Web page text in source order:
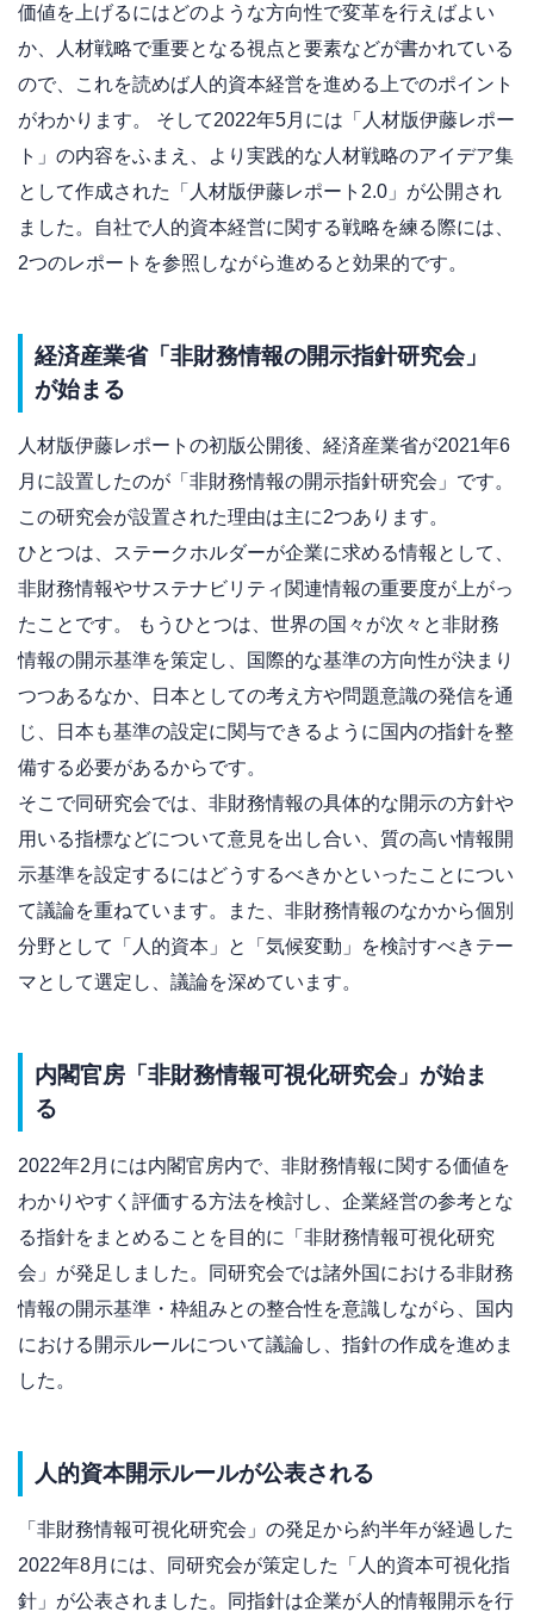
価値を上げるにはどのような方向性で変革を行えばよい
か、人材戦略で重要となる視点と要素などが書かれている
ので、これを読めば人的資本経営を進める上でのポイント
がわかります。 そして2022年5月には「人材版伊藤レポー
ト」の内容をふまえ、より実践的な人材戦略のアイデア集
として作成された「人材版伊藤レポート2.0」が公開され
ました。自社で人的資本経営に関する戦略を練る際には、
2つのレポートを参照しながら進めると効果的です。
経済産業省「非財務情報の開示指針研究会」
が始まる
人材版伊藤レポートの初版公開後、経済産業省が2021年6
月に設置したのが「非財務情報の開示指針研究会」です。
この研究会が設置された理由は主に2つあります。
ひとつは、ステークホルダーが企業に求める情報として、
非財務情報やサステナビリティ関連情報の重要度が上がっ
たことです。 もうひとつは、世界の国々が次々と非財務
情報の開示基準を策定し、国際的な基準の方向性が決まり
つつあるなか、日本としての考え方や問題意識の発信を通
じ、日本も基準の設定に関与できるように国内の指針を整
備する必要があるからです。
そこで同研究会では、非財務情報の具体的な開示の方針や
用いる指標などについて意見を出し合い、質の高い情報開
示基準を設定するにはどうするべきかといったことについ
て議論を重ねています。また、非財務情報のなかから個別
分野として「人的資本」と「気候変動」を検討すべきテー
マとして選定し、議論を深めています。
内閣官房「非財務情報可視化研究会」が始ま
る
2022年2月には内閣官房内で、非財務情報に関する価値を
わかりやすく評価する方法を検討し、企業経営の参考とな
る指針をまとめることを目的に「非財務情報可視化研究
会」が発足しました。同研究会では諸外国における非財務
情報の開示基準・枠組みとの整合性を意識しながら、国内
における開示ルールについて議論し、指針の作成を進めま
した。
人的資本開示ルールが公表される
「非財務情報可視化研究会」の発足から約半年が経過した
2022年8月には、同研究会が策定した「人的資本可視化指
針」が公表されました。同指針は企業が人的情報開示を行